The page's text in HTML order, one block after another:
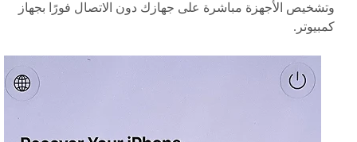
وتشخيص الأجهزة مباشرة على جهازك دون الاتصال فورًا بجهاز
كمبيوتر.